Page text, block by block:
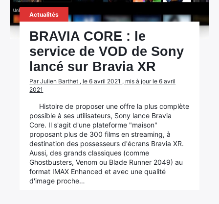
Actualités
BRAVIA CORE : le
service de VOD de Sony
lancé sur Bravia XR
Par Julien Barthet , le 6 avril 2021 , mis à jour le 6 avril
2021
Histoire de proposer une offre la plus complète
possible à ses utilisateurs, Sony lance Bravia
Core. Il s'agit d'une plateforme "maison"
proposant plus de 300 films en streaming, à
destination des possesseurs d'écrans Bravia XR.
Aussi, des grands classiques (comme
Ghostbusters, Venom ou Blade Runner 2049) au
format IMAX Enhanced et avec une qualité
d'image proche…